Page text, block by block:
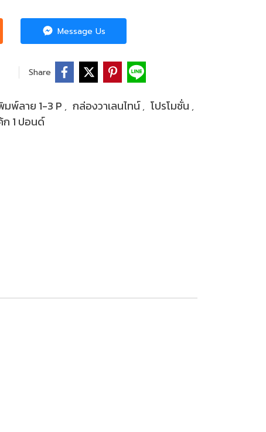
Message Us
Share
พ์ลาย 1-3 P , กล่องวาเลนไทน์, โปรโมชั่น ,
ก 1 ปอนด์